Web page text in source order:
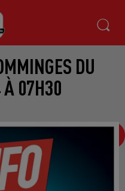
DU
07H30